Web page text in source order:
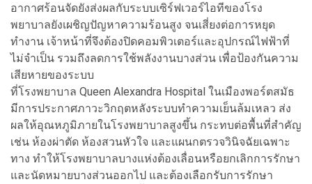
อากาศร้อนจัดยังส่งผลกับระบบเซิร์ฟเวอร์ไอทีของโรง
พยาบาลยังเผชิญปัญหาความร้อนสูง จนเสี่ยงต่อการหยุด
ทำงาน เจ้าหน้าที่จึงต้องปิดคอมพิวเตอร์และอุปกรณ์ไฟฟ้าที่
ไม่จำเป็น รวมถึงลดการใช้พลังงานบางส่วน เพื่อป้องกันความ
เสียหายของระบบ
ที่โรงพยาบาล Queen Alexandra Hospital ในเมืองพอร์ตสมัธ
มีการประกาศภาวะวิกฤตหลังระบบทำความเย็นล้มเหลว ส่ง
ผลให้อุณหภูมิภายในโรงพยาบาลสูงขึ้น กระทบต่อพื้นที่สำคัญ
เช่น ห้องผ่าตัด ห้องสวนหัวใจ และแผนกตรวจวินิจฉัยเฉพาะ
ทาง ทำให้โรงพยาบาลบางแห่งต้องเลื่อนหรือยกเลิกการรักษา
และนัดหมายบางส่วนออกไป และต้องเลือกรับการรักษา